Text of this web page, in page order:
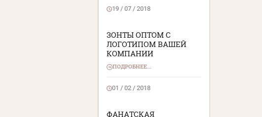
19 / 07 / 2018
ЗОНТЫ ОПТОМ С
ЛОГОТИПОМ ВАШЕЙ
КОМПАНИИ
ПОДРОБНЕЕ...
01 / 02 / 2018
ФАНАТСКАЯ